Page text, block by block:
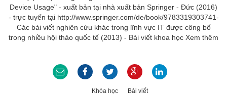
Device Usage" - xuất bản tại nhà xuất bản Springer - Đức (2016)
- trực tuyến tại http://www.springer.com/de/book/9783319303741-
Các bài viết nghiên cứu khác trong lĩnh vực IT được công bố
trong nhiều hội thảo quốc tế (2013) - Bài viết khoa học Xem thêm
Khóa học Bài viết